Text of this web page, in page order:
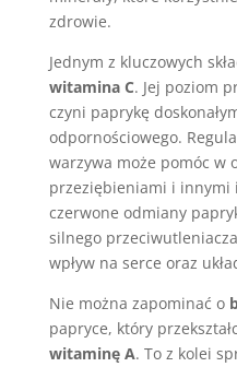
zdrowie.
Jednym z kluczowych
witamina C. Jej poziom
czyni paprykę
odpornościowego.
warzywa może pomóc w
przeziębieniami i innymi
czerwone odmiany
silnego
wpływ na serce oraz
Nie można zapominać o
papryce, który
witaminę A. To z kolei